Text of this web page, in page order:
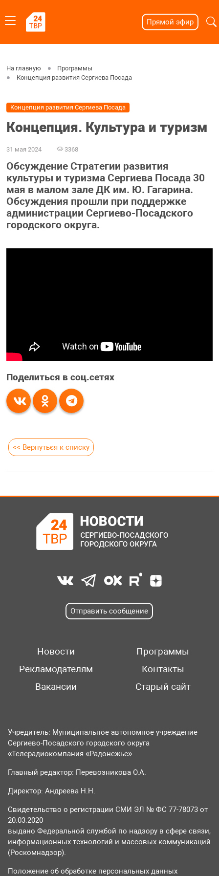
Прямой эфир
На главную
Программы
Концепция развития Сергиева Посада
Концепция развития Сергиева Посада
Концепция. Культура и туризм
31 мая 2024 3368
Обсуждение Стратегии развития
культуры и туризма Сергиева Посада 30
мая в малом зале ДК им. Ю. Гагарина.
Обсуждения прошли при поддержке
администрации Сергиево-Посадского
городского округа.
Поделиться в соц.сетях
<< Вернуться к списку
Отправить сообщение
Новости
Программы
Рекламодателям
Контакты
Вакансии
Старый сайт
Учредитель: Муниципальное автономное учреждение
Сергиево-Посадского городского округа
«Телерадиокомпания «Радонежье».
Главный редактор: Перевозникова О.А.
Директор: Андреева Н.Н.
Свидетельство о регистрации СМИ ЭЛ № ФС 77-78073 от
20.03.2020
выдано Федеральной службой по надзору в сфере связи,
информационных технологий и массовых коммуникаций
(Роскомнадзор).
Положение об обработке персональных данных